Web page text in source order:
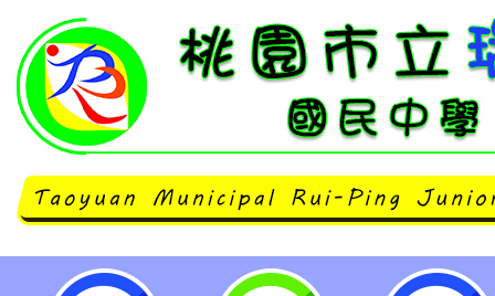
桃園市立瑞坪國民中學